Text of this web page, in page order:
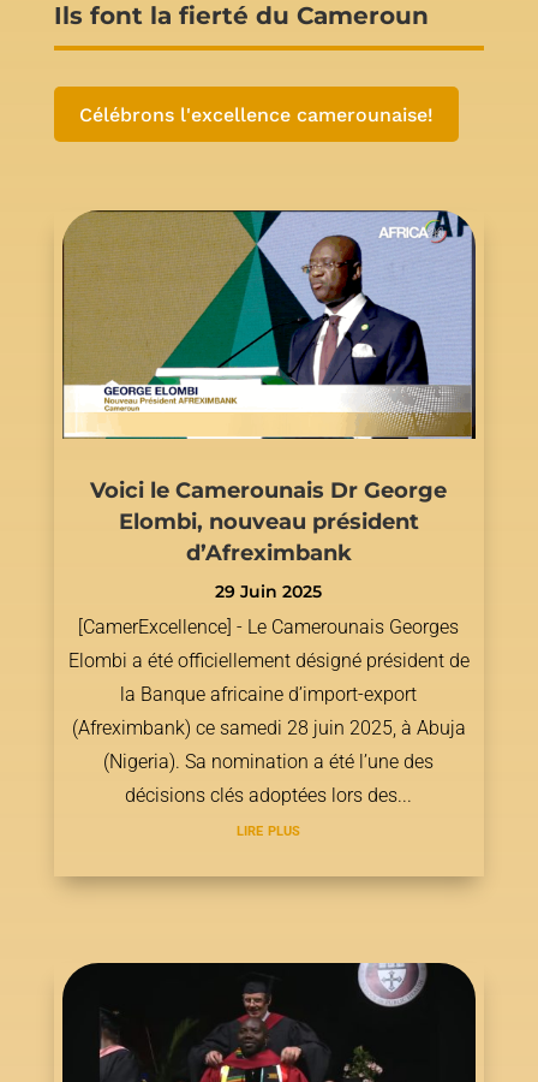
Ils font la fierté du Cameroun
Célébrons l'excellence camerounaise!
Voici le Camerounais Dr George
Elombi, nouveau président
d’Afreximbank
29 Juin 2025
[CamerExcellence] - Le Camerounais Georges
Elombi a été officiellement désigné président de
la Banque africaine d’import-export
(Afreximbank) ce samedi 28 juin 2025, à Abuja
(Nigeria). Sa nomination a été l’une des
décisions clés adoptées lors des...
lire plus